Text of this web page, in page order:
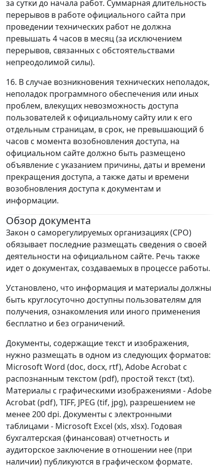
за сутки до начала работ. Суммарная длительность
перерывов в работе официального сайта при
проведении технических работ не должна
превышать 4 часов в месяц (за исключением
перерывов, связанных с обстоятельствами
непреодолимой силы).
16. В случае возникновения технических неполадок,
неполадок программного обеспечения или иных
проблем, влекущих невозможность доступа
пользователей к официальному сайту или к его
отдельным страницам, в срок, не превышающий 6
часов с момента возобновления доступа, на
официальном сайте должно быть размещено
объявление с указанием причины, даты и времени
прекращения доступа, а также даты и времени
возобновления доступа к документам и
информации.
Обзор документа
Закон о саморегулируемых организациях (СРО)
обязывает последние размещать сведения о своей
деятельности на официальном сайте. Речь также
идет о документах, создаваемых в процессе работы.
Установлено, что информация и материалы должны
быть круглосуточно доступны пользователям для
получения, ознакомления или иного применения
бесплатно и без ограничений.
Документы, содержащие текст и изображения,
нужно размещать в одном из следующих форматов:
Microsoft Word (doc, docx, rtf), Adobe Acrobat с
распознанным текстом (pdf), простой текст (txt).
Материалы с графическими изображениями - Adobe
Acrobat (pdf), TIFF, JPEG (tif, jpg), разрешением не
менее 200 dpi. Документы с электронными
таблицами - Microsoft Excel (xls, xlsx). Годовая
бухгалтерская (финансовая) отчетность и
аудиторское заключение в отношении нее (при
наличии) публикуются в графическом формате.